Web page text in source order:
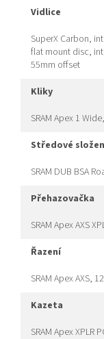
vidlice
SuperX Carbon,
flat mount disc,
55mm offset
kliky
SRAM Apex 1
středové
SRAM DUB BSA
přehazovačka
SRAM Apex AXS
řazení
SRAM Apex AXS,
kazeta
SRAM Apex XPLR